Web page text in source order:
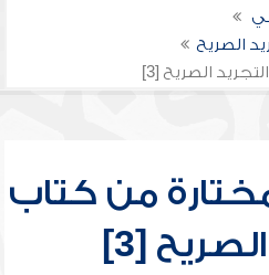
الصريح
الصريح [3]
من كتاب
[3]